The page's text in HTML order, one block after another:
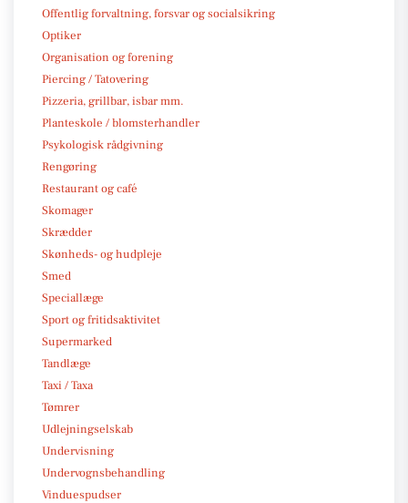
Offentlig forvaltning, forsvar og socialsikring
Optiker
Organisation og forening
Piercing / Tatovering
Pizzeria, grillbar, isbar mm.
Planteskole / blomsterhandler
Psykologisk rådgivning
Rengøring
Restaurant og café
Skomager
Skrædder
Skønheds- og hudpleje
Smed
Speciallæge
Sport og fritidsaktivitet
Supermarked
Tandlæge
Taxi / Taxa
Tømrer
Udlejningselskab
Undervisning
Undervognsbehandling
Vinduespudser